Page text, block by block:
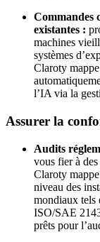
Commandes
existantes :
machines
systèmes
Claroty
l’IA via la
Assurer la
Audits
vous fier à
Claroty
niveau des
mondiaux
ISO/SAE
prêts pour